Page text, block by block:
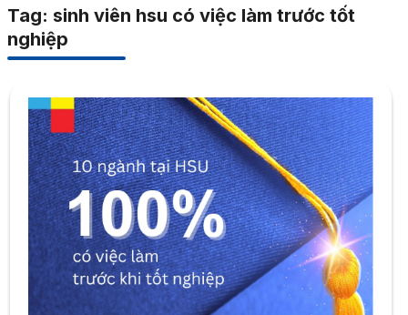
Tag: sinh viên hsu có việc làm trước tốt
nghiệp